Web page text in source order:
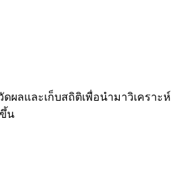
ผลและเก็บสถิติเพื่อนำมาวิเคราะห์
น